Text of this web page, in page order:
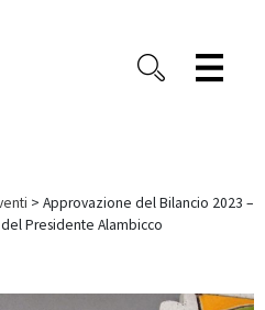
> Approvazione del Bilancio 2023 –
Presidente Alambicco